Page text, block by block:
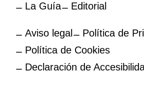
La Guía
Editorial
Aviso legal
Política de
Política de Cookies
Declaración de